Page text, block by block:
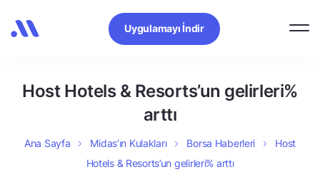
Uygulamayı İndir
Host Hotels & Resorts’un gelirleri%
arttı
Ana Sayfa Midas’ın Kulakları Borsa Haberleri
Host
Hotels & Resorts’un gelirleri% arttı